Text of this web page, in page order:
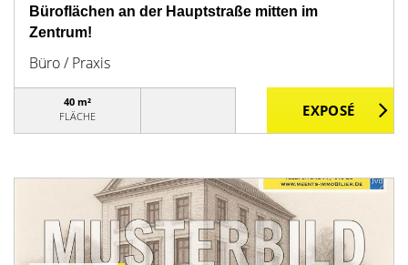
Büroflächen an der Hauptstraße mitten im
Zentrum!
Büro / Praxis
40 m²
FLÄCHE